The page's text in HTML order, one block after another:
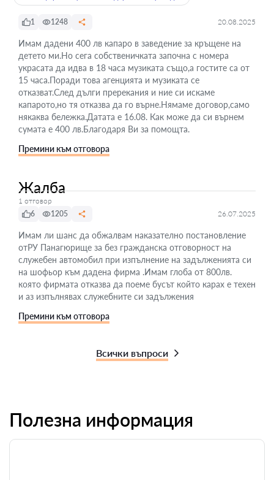
1 1248 20.08.2025
Имам дадени 400 лв капаро в заведение за кръщене на
детето ми.Но сега собственичката започна с номера
украсата да идва в 18 часа музиката също,а гостите са от
15 часа.Поради това агенцията и музиката се
отказват.След дълги пререкания и ние си искаме
капарото,но тя отказва да го върне.Нямаме договор,само
някаква бележка.Датата е 16.08. Как може да си върнем
сумата е 400 лв.Благодаря Ви за помощта.
Премини към отговора
Жалба
1 отговор
6
1205 26.07.2025
Имам ли шанс да обжалвам наказателно постановление
отРУ Панагюрище за без гражданска отговорност на
служебен автомобил при изпълнение на задълженията си
на шофьор към дадена фирма .Имам глоба от 800лв.
която фирмата отказва да поеме бусът който карах е техен
и аз изпълнявах служебните си задължения
Премини към отговора
Всички въпроси
Полезна информация